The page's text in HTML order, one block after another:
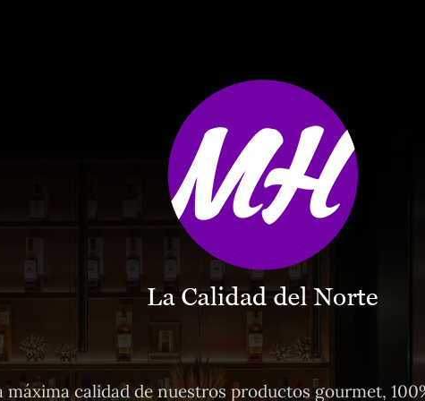
máxima calidad de nuestros productos gourmet,